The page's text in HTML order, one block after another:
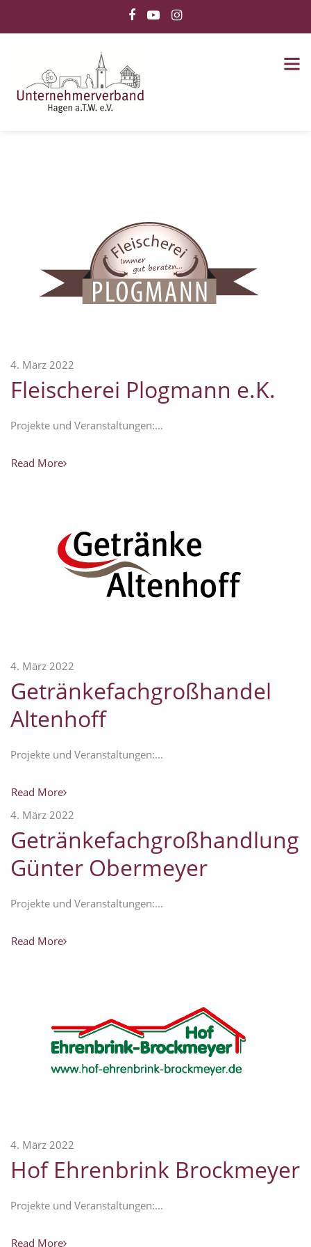
4. März 2022
Fleischerei Plogmann e.K.
Projekte und Veranstaltungen:...
Read More
4. März 2022
Getränkefachgroßhandel
Altenhoff
Projekte und Veranstaltungen:...
Read More
4. März 2022
Getränkefachgroßhandlung
Günter Obermeyer
Projekte und Veranstaltungen:...
Read More
4. März 2022
Hof Ehrenbrink Brockmeyer
Projekte und Veranstaltungen:...
Read More